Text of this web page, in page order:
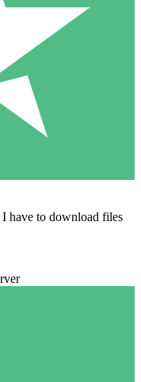
have to download files